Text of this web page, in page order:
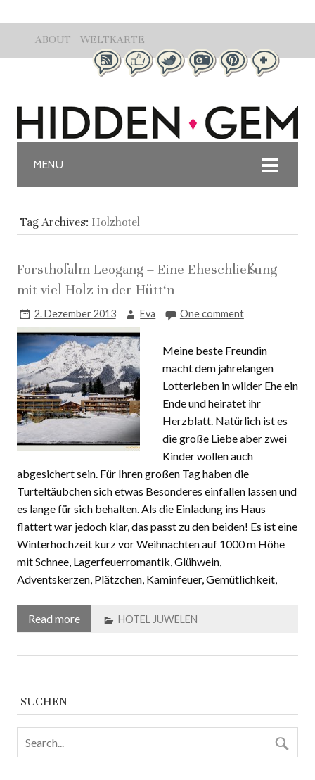
ABOUT WELTKARTE
MENU
Tag Archives: Holzhotel
Forsthofalm Leogang – Eine Eheschließung
mit viel Holz in der Hütt‘n
2. Dezember 2013 Eva One comment
Meine beste Freundin
macht dem jahrelangen
Lotterleben in wilder Ehe ein
Ende und heiratet ihr
Herzblatt. Natürlich ist es
die große Liebe aber zwei
Kinder wollen auch
abgesichert sein. Für Ihren großen Tag haben die
Turteltäubchen sich etwas Besonderes einfallen lassen und
es lange für sich behalten. Als die Einladung ins Haus
flattert war jedoch klar, das passt zu den beiden! Es ist eine
Winterhochzeit kurz vor Weihnachten auf 1000 m Höhe
mit Schnee, Lagerfeuerromantik, Glühwein,
Adventskerzen, Plätzchen, Kaminfeuer, Gemütlichkeit,
Read more HOTEL JUWELEN
SUCHEN